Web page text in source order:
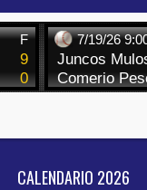
CALENDARIO 2026